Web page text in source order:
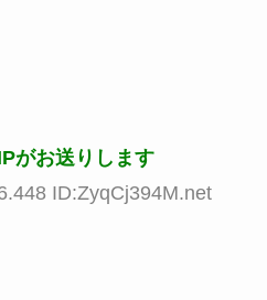
がお送りします
ID:ZyqCj394M.net